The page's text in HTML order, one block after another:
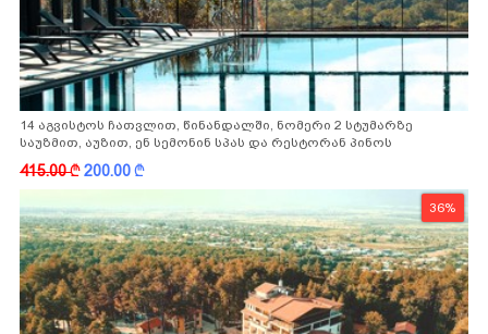
14 აგვისტოს ჩათვლით, წინანდალში, ნომერი 2 სტუმარზე
საუზმით, აუზით, ენ სემონინ სპას და რესტორან პინოს
ფასდაკლებით
415.00k200.00k
36%